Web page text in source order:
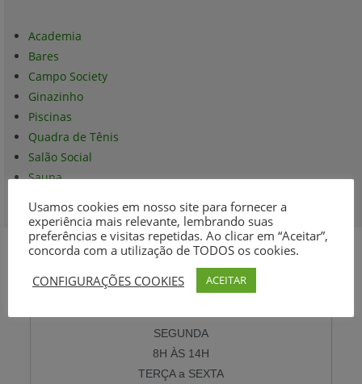
Academia
Bares
Campo Society
Ginazinho
Piscinas
Quadra de Tênis
Salão Social
Sauna
Horário de Funcionamento
SEGUNDA
8H ÀS 14H
TERÇA a SEXTA
Usamos cookies em nosso site para fornecer a
experiência mais relevante, lembrando suas
preferências e visitas repetidas. Ao clicar em “Aceitar”,
concorda com a utilização de TODOS os cookies.
CONFIGURAÇÕES COOKIES
ACEITAR